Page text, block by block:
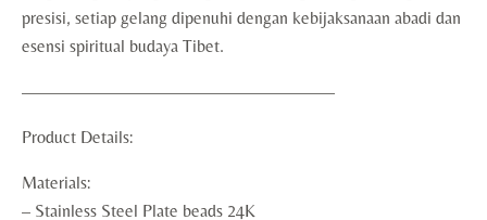
presisi, setiap gelang dipenuhi dengan kebijaksanaan abadi dan
esensi spiritual budaya Tibet.
——————————————————
Product Details:
Materials:
– Stainless Steel Plate beads 24K